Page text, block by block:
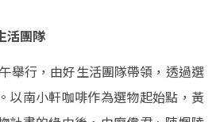
活團隊
舉行，由好生活團隊帶領，透過選
以南小軒咖啡作為選物起始點，黃